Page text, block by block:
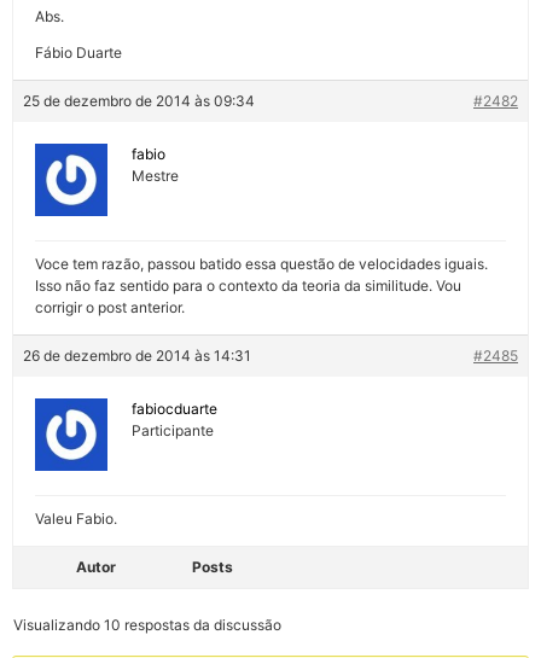
Abs.
Fábio Duarte
25 de dezembro de 2014 às 09:34 #2482
fabio
Mestre
Voce tem razão, passou batido essa questão de velocidades iguais.
Isso não faz sentido para o contexto da teoria da similitude. Vou
corrigir o post anterior.
26 de dezembro de 2014 às 14:31 #2485
fabiocduarte
Participante
Valeu Fabio.
Autor Posts
Visualizando 10 respostas da discussão